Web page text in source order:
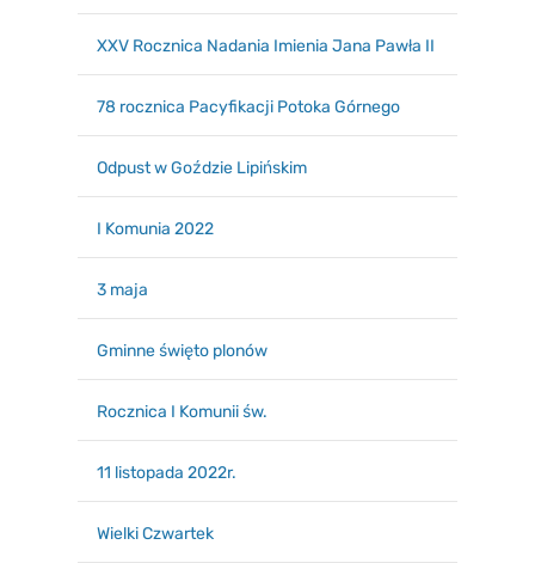
XXV Rocznica Nadania Imienia Jana Pawła II
78 rocznica Pacyfikacji Potoka Górnego
Odpust w Goździe Lipińskim
I Komunia 2022
3 maja
Gminne święto plonów
Rocznica I Komunii św.
11 listopada 2022r.
Wielki Czwartek